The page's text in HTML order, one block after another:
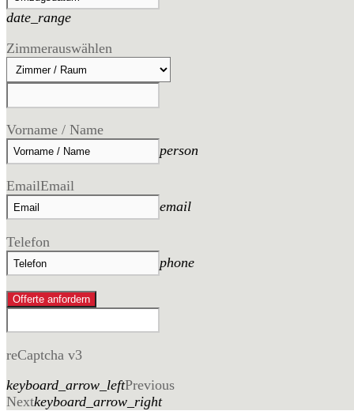
date_range
Zimmerauswählen
Vorname / Name
person
EmailEmail
email
Telefon
phone
Offerte anfordern
reCaptcha v3
keyboard_arrow_leftPrevious
Nextkeyboard_arrow_right